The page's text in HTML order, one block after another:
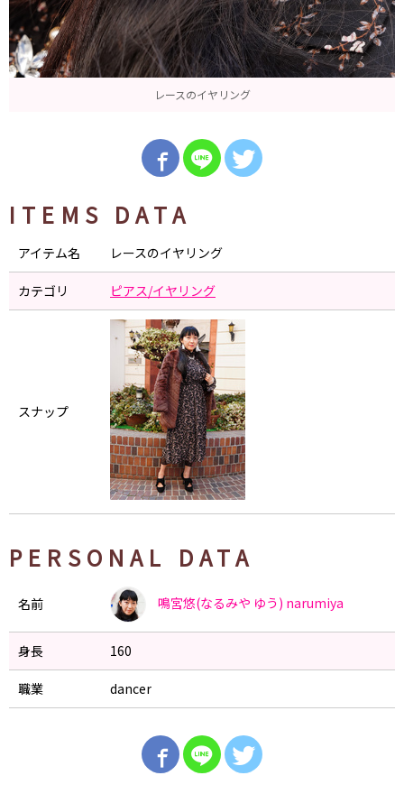
レースのイヤリング
ITEMS DATA
アイテム名 レースのイヤリング
カテゴリ ピアス/イヤリング
スナップ
PERSONAL DATA
名前 鳴宮悠(なるみや ゆう) narumiya
身長 160
職業 dancer